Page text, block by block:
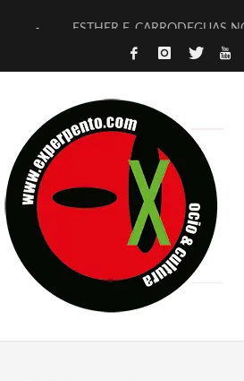
ESTHER F. CARRODEGUAS
[TERRA DE GUAPES] DE
TIMBRE 4, LA ESCUELA DEL
30 AÑOS (NO ES NADA) DE LA
MILITARES JUDÍAS
D’BALDOMEROS REINVENTAN
MARSHALL FLASH PRESENTA
JOFRE BARDAGÍ EN EXVITA